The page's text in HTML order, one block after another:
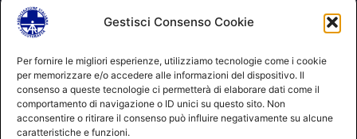
Gestisci Consenso Cookie
Per fornire le migliori esperienze, utilizziamo tecnologie come i cookie
per memorizzare e/o accedere alle informazioni del dispositivo. Il
consenso a queste tecnologie ci permetterà di elaborare dati come il
comportamento di navigazione o ID unici su questo sito. Non
acconsentire o ritirare il consenso può influire negativamente su alcune
caratteristiche e funzioni.
Contatti
GDPR Informativa (sito)
GDPR Informativa (soci)
GDPR Informativa (moduli)